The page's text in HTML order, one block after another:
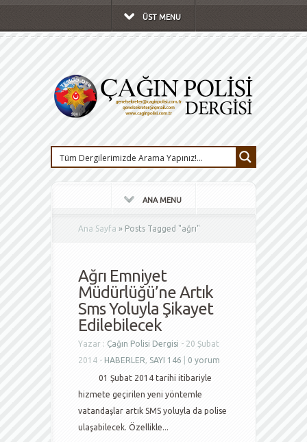
ÜST MENU
ANA MENU
Ana Sayfa » Posts Tagged "ağrı"
Ağrı Emniyet
Müdürlüğü’ne Artık
Sms Yoluyla Şikayet
Edilebilecek
Yazar : Çağın Polisi Dergisi - 20 Şubat
2014 - HABERLER, SAYI 146
0 yorum
01 Şubat 2014 tarihi itibariyle
hizmete geçirilen yeni yöntemle
vatandaşlar artık SMS yoluyla da polise
ulaşabilecek. Özellikle...